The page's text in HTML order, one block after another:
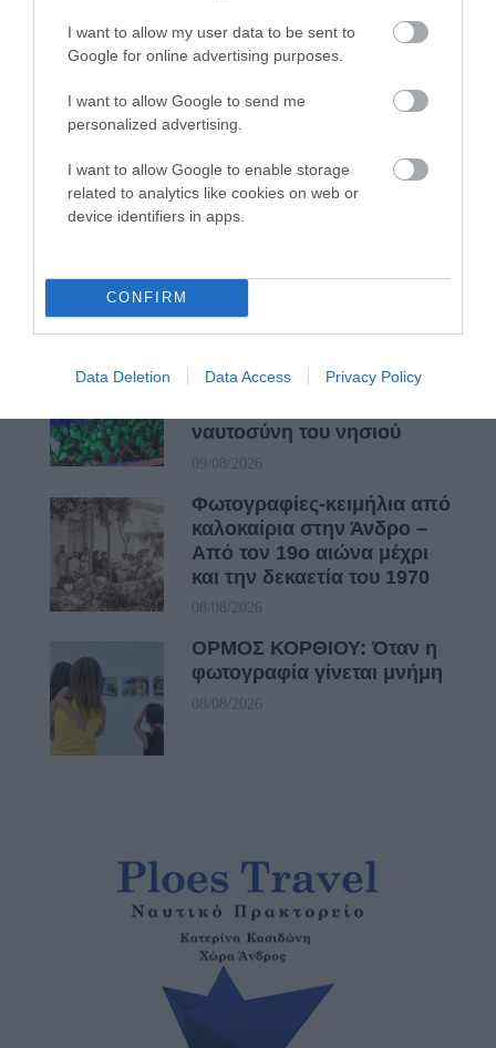
I want to allow my user data to be sent to
Google for online advertising purposes.
I want to allow Google to send me
personalized advertising.
I want to allow Google to enable storage
related to analytics like cookies on web or
device identifiers in apps.
CONFIRM
Data Deletion Data Access Privacy Policy
ΑΠΟΔΡΑΣΕΙΣ ΣΤΗΝ
09/08/2026
ΑΝΑΚΟΙΝΩΣΕΙΣ
ΛΙΜΕΝΑΡΧΕΙΟΥ &
κίνδυνος πυρκαγιας…
09/08/2026
ΔΡΩΜΕΝΑ: Όταν η νέα
ναυτοσύνη του νησιού
09/08/2026
Φωτογραφίες-κειμήλια από
καλοκαίρια στην Άνδρο –
Από τον 19ο αιώνα μέχρι
και την δεκαετία του 1970
08/08/2026
ΟΡΜΟΣ ΚΟΡΘΙΟΥ: Όταν η
φωτογραφία γίνεται μνήμη
08/08/2026